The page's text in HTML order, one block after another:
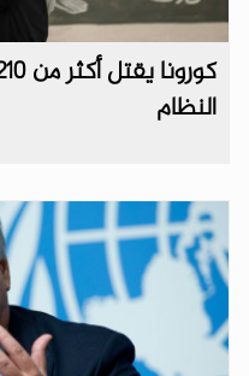
النظام